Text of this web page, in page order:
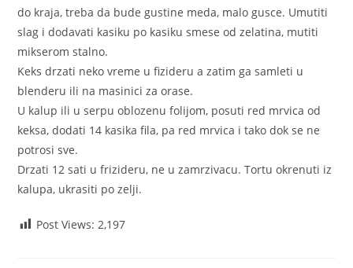
do kraja, treba da bude gustine meda, malo gusce. Umutiti
slag i dodavati kasiku po kasiku smese od zelatina, mutiti
mikserom stalno.
Keks drzati neko vreme u fizideru a zatim ga samleti u
blenderu ili na masinici za orase.
U kalup ili u serpu oblozenu folijom, posuti red mrvica od
keksa, dodati 14 kasika fila, pa red mrvica i tako dok se ne
potrosi sve.
Drzati 12 sati u frizideru, ne u zamrzivacu. Tortu okrenuti iz
kalupa, ukrasiti po zelji.
Post Views: 2,197